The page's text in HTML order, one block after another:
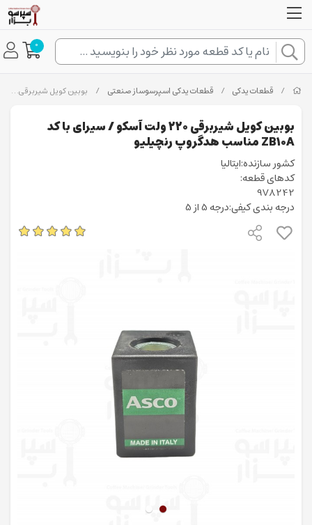
0
/ قطعات یدکی / قطعات یدکی اسپرسوساز صنعتی / بوبین کویل شیربرقی ۲۲۰ ولت آسکو / سیرای با کد ZB10A مناسب هدگروپ رنچیلیو
بوبین کویل شیربرقی ۲۲۰ ولت آسکو / سیرای با کد
ZB10A مناسب هدگروپ رنچیلیو
کشور سازنده:ایتالیا
کدهای قطعه:
9V8242
درجه بندی کیفی:درجه 5 از 5